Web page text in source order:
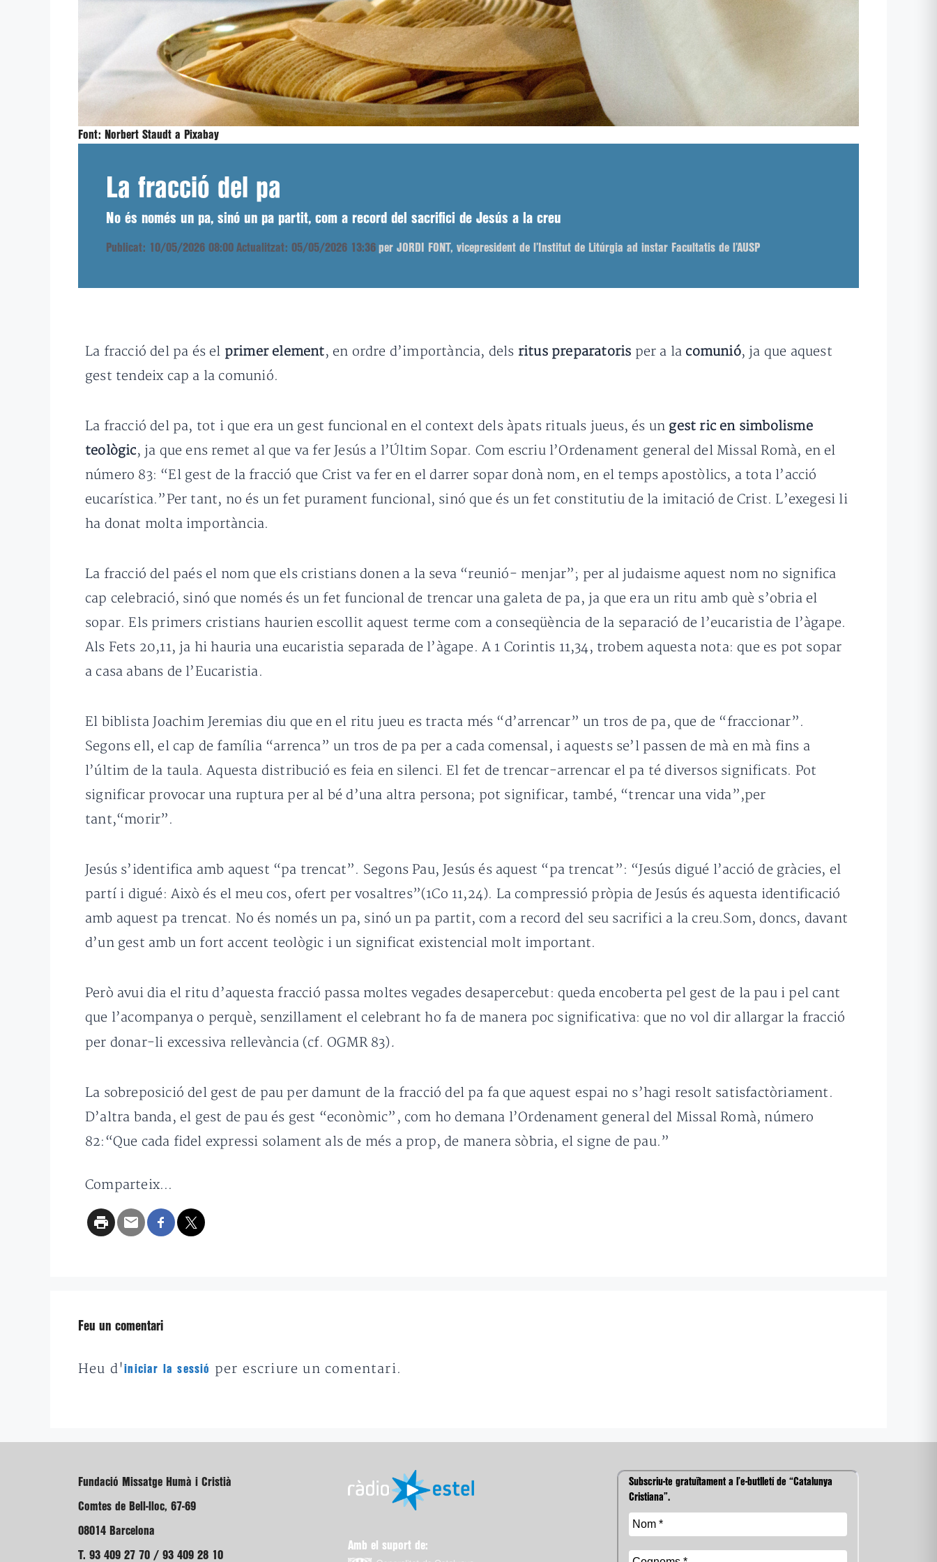
Font: Norbert Staudt a Pixabay
La fracció del pa
No és només un pa, sinó un pa partit, com a record del sacrifici de Jesús a la creu
Publicat: 10/05/2026 08:00 Actualitzat: 05/05/2026 13:36 per JORDI FONT, vicepresident de l’Institut de Litúrgia ad instar Facultatis de l’AUSP
La fracció del pa és el primer element, en ordre d’importància, dels ritus preparatoris per a la comunió, ja que aquest
gest tendeix cap a la comunió.
La fracció del pa, tot i que era un gest funcional en el context dels àpats rituals jueus, és un gest ric en simbolisme
teològic, ja que ens remet al que va fer Jesús a l’Últim Sopar. Com escriu l’Ordenament general del Missal Romà, en el
número 83: “El gest de la fracció que Crist va fer en el darrer sopar donà nom, en el temps apostòlics, a tota l’acció
eucarística.”Per tant, no és un fet purament funcional, sinó que és un fet constitutiu de la imitació de Crist. L’exegesi li
ha donat molta importància.
La fracció del paés el nom que els cristians donen a la seva “reunió- menjar”; per al judaisme aquest nom no significa
cap celebració, sinó que només és un fet funcional de trencar una galeta de pa, ja que era un ritu amb què s’obria el
sopar. Els primers cristians haurien escollit aquest terme com a conseqüència de la separació de l’eucaristia de l’àgape.
Als Fets 20,11, ja hi hauria una eucaristia separada de l’àgape. A 1 Corintis 11,34, trobem aquesta nota: que es pot sopar
a casa abans de l’Eucaristia.
El biblista Joachim Jeremias diu que en el ritu jueu es tracta més “d’arrencar” un tros de pa, que de “fraccionar”.
Segons ell, el cap de família “arrenca” un tros de pa per a cada comensal, i aquests se’l passen de mà en mà fins a
l’últim de la taula. Aquesta distribució es feia en silenci. El fet de trencar-arrencar el pa té diversos significats. Pot
significar provocar una ruptura per al bé d’una altra persona; pot significar, també, “trencar una vida”,per
tant,“morir”.
Jesús s’identifica amb aquest “pa trencat”. Segons Pau, Jesús és aquest “pa trencat”: “Jesús digué l’acció de gràcies, el
partí i digué: Això és el meu cos, ofert per vosaltres”(1Co 11,24). La compressió pròpia de Jesús és aquesta identificació
amb aquest pa trencat. No és només un pa, sinó un pa partit, com a record del seu sacrifici a la creu.Som, doncs, davant
d’un gest amb un fort accent teològic i un significat existencial molt important.
Però avui dia el ritu d’aquesta fracció passa moltes vegades desapercebut: queda encoberta pel gest de la pau i pel cant
que l’acompanya o perquè, senzillament el celebrant ho fa de manera poc significativa: que no vol dir allargar la fracció
per donar-li excessiva rellevància (cf. OGMR 83).
La sobreposició del gest de pau per damunt de la fracció del pa fa que aquest espai no s’hagi resolt satisfactòriament.
D’altra banda, el gest de pau és gest “econòmic”, com ho demana l’Ordenament general del Missal Romà, número
82:“Que cada fidel expressi solament als de més a prop, de manera sòbria, el signe de pau.”
Comparteix...
Feu un comentari
Heu d'iniciar la sessió per escriure un comentari.
Fundació Missatge Humà i Cristià
Comtes de Bell-lloc, 67-69
08014 Barcelona
T. 93 409 27 70 / 93 409 28 10
Amb el suport de:
Subscriu-te gratuïtament a l’e-butlletí de “Catalunya
Cristiana”.